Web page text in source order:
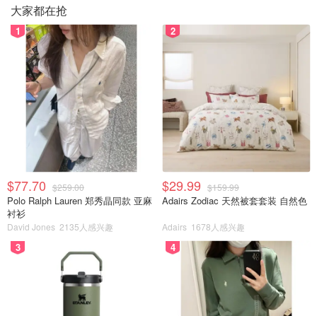
大家都在抢
1
$77.70 $259.00
Polo Ralph Lauren 郑秀晶同款 亚麻
衬衫
David Jones 2135人感兴趣
2
$29.99 $159.99
Adairs Zodiac 天然被套套装 自然色
Adairs 1678人感兴趣
3 4